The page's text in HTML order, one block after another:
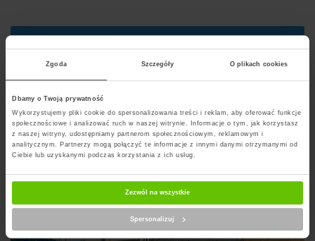
Zgoda Szczegóły O plikach cookies
Dbamy o Twoją prywatność
Wykorzystujemy pliki cookie do spersonalizowania treści i reklam, aby oferować funkcje
społecznościowe i analizować ruch w naszej witrynie. Informacje o tym, jak korzystasz
z naszej witryny, udostępniamy partnerom społecznościowym, reklamowym i
analitycznym. Partnerzy mogą połączyć te informacje z innymi danymi otrzymanymi od
Ciebie lub uzyskanymi podczas korzystania z ich usług.
Zezwól na wszystkie
Spersonalizuj
Szukaj punktu